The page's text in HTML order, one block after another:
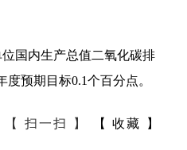
国内生产总值二氧化碳排
预期目标0.1个百分点。
【 扫一扫 】 【 收藏 】